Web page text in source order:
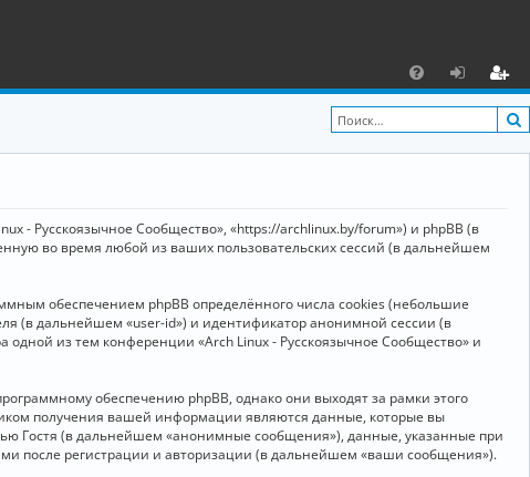
F
A
х
о
ег
и
- Русскоязычное Сообщество», «https://archlinux.by/forum») и phpBB (в
во время любой из ваших пользовательских сессий (в дальнейшем
обеспечением phpBB определённого числа cookies (небольшие
(в дальнейшем «user-id») и идентификатор анонимной сессии (в
из тем конференции «Arch Linux - Русскоязычное Сообщество» и
обеспечению phpBB, однако они выходят за рамки этого
получения вашей информации являются данные, которые вы
Гостя (в дальнейшем «анонимные сообщения»), данные, указанные при
после регистрации и авторизации (в дальнейшем «ваши сообщения»).